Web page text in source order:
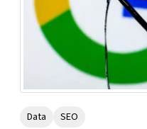
Data SEO